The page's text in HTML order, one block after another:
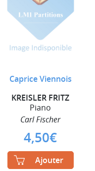
Caprice Viennois
KREISLER FRITZ
Piano
Carl Fischer
4,50€
Ajouter